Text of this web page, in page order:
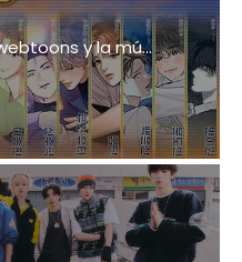
y la mú...